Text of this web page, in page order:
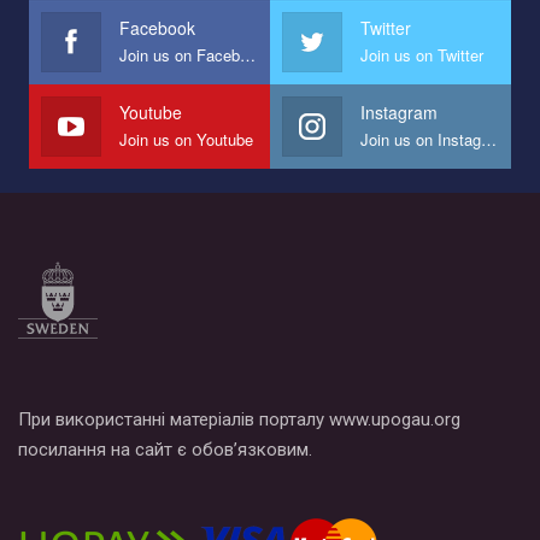
представляющий программу развития организации.
Мы просим вас поддержать нас и помочь нам реализовать
наш план по борьбе с насилием и дискриминацией на почве
СОГИ в Украине.
Все, что вам нужно сделать - это зайти на наш канал YouTube
по этой ссылке и поставить лайк под видео.
Facebook
Join us on Facebook
Twitter
Join us on Twitter
Youtube
Join us on Youtube
Instagram
Join us on Instagram
При використанні матеріалів порталу www.upogau.org
посилання на сайт є обов’язковим.